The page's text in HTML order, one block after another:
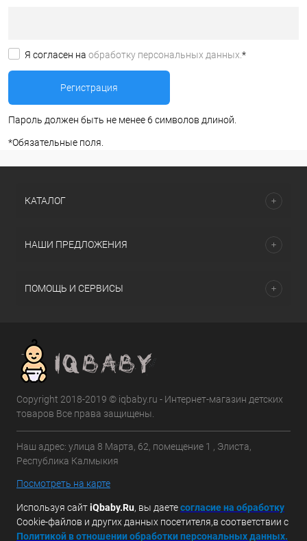
Я согласен на обработку персональных данных. *
Пароль должен быть не менее 6 символов длиной.
*Обязательные поля.
КАТАЛОГ
НАШИ ПРЕДЛОЖЕНИЯ
ПОМОЩЬ И СЕРВИСЫ
Copyright 2018-2019 © iqbaby.ru - Интернет-магазин детских
товаров Все права защищены.
Наш адрес: улица 8 Марта, 62, помещение 1 , Элиста,
Республика Калмыкия
Посмотреть на карте
Используя сайтiQbaby.Ru, вы даетесогласие на обработку
Cookie-файлов и других данных посетителя,в соответствии с
Политикой в отношении обработки персональных данных.